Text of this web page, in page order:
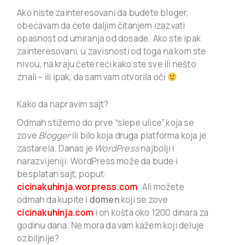
Ako niste zainteresovani da budete bloger,
obećavam da ćete daljim čitanjem izazvati
opasnost od umiranja od dosade. Ako ste ipak
zainteresovani, u zavisnosti od toga na kom ste
nivou, na kraju ćete reći kako ste sve ili nešto
znali – ili ipak, da sam vam otvorila oči
Kako da napravim sajt?
Odmah stižemo do prve “slepe ulice” koja se
zove Bloggerili bilo koja druga platforma koja je
zastarela. Danas je WordPressnajbolji i
narazvijeniji. WordPress može da bude i
besplatan sajt, poput:
cicinakuhinja.worpress.com. Ali možete
odmah da kupite i domenkoji se zove
cicinakuhinja.com i on košta oko 1200 dinara za
godinu dana. Ne mora da vam kažem koji deluje
ozbiljnije?